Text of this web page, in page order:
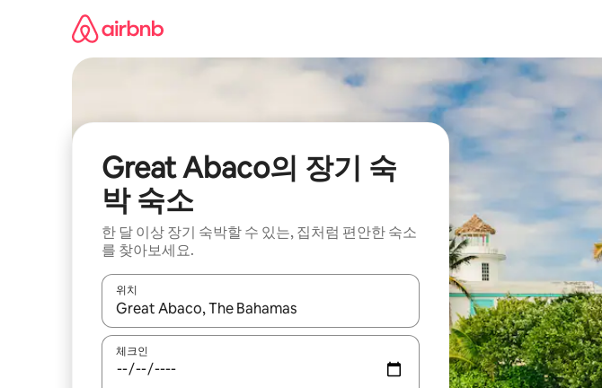
Great Abaco의 장기 숙
박 숙소
한 달 이상 장기 숙박할 수 있는, 집처럼 편안한 숙소
를 찾아보세요.
위치
결과가 나오면 위·아래 화살표 키를 사용하거나 터치 또는 스와이프 동작으로 탐색하세요.
체크인